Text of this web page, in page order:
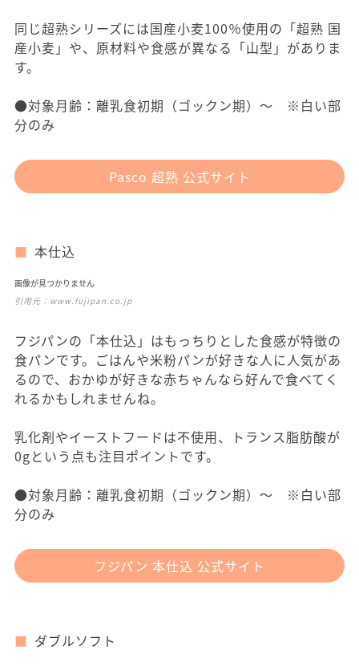
同じ超熟シリーズには国産小麦100％使用の「超熟 国
産小麦」や、原材料や食感が異なる「山型」がありま
す。
●対象月齢：離乳食初期（ゴックン期）～ ※白い部
分のみ
Pasco 超熟 公式サイト
本仕込
画像が見つかりません
引用元： www.fujipan.co.jp
フジパンの「本仕込」はもっちりとした食感が特徴の
食パンです。ごはんや米粉パンが好きな人に人気があ
るので、おかゆが好きな赤ちゃんなら好んで食べてく
れるかもしれませんね。
乳化剤やイーストフードは不使用、トランス脂肪酸が
0gという点も注目ポイントです。
●対象月齢：離乳食初期（ゴックン期）～ ※白い部
分のみ
フジパン 本仕込 公式サイト
ダブルソフト